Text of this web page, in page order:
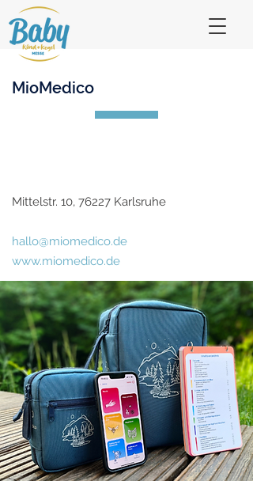
MioMedico
Mittelstr. 10, 76227 Karlsruhe
hallo@miomedico.de
www.miomedico.de